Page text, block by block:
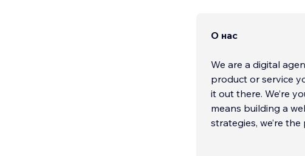
О нас
We are a digital
product or service
it out there. We’re
means building a
strategies, we’re